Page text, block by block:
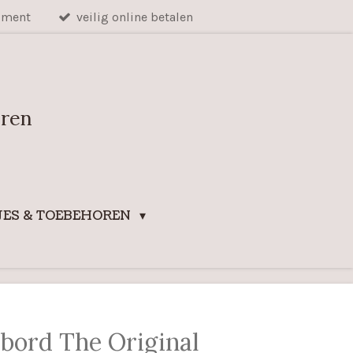
veilig online betalen
& TOEBEHOREN
The Original